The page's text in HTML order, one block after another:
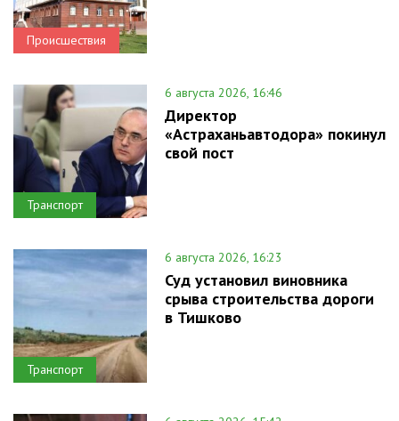
Происшествия
Транспорт
6 августа 2026, 16:46
Директор
«Астраханьавтодора» покинул
свой пост
Транспорт
6 августа 2026, 16:23
Суд установил виновника
срыва строительства дороги
в Тишково